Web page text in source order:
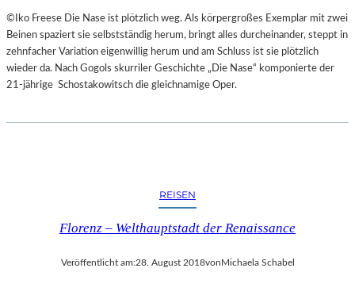
T
©Iko Freese Die Nase ist plötzlich weg. Als körpergroßes Exemplar mit zwei
Beinen spaziert sie selbstständig herum, bringt alles durcheinander, steppt in
zehnfacher Variation eigenwillig herum und am Schluss ist sie plötzlich
wieder da. Nach Gogols skurriler Geschichte „Die Nase“ komponierte der
21-jährige Schostakowitsch die gleichnamige Oper.
REISEN
Florenz – Welthauptstadt der Renaissance
Veröffentlicht am:28. August 2018vonMichaela Schabel